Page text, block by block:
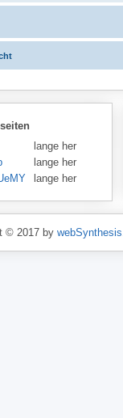
lange her
lange her
lange her
© 2017 by